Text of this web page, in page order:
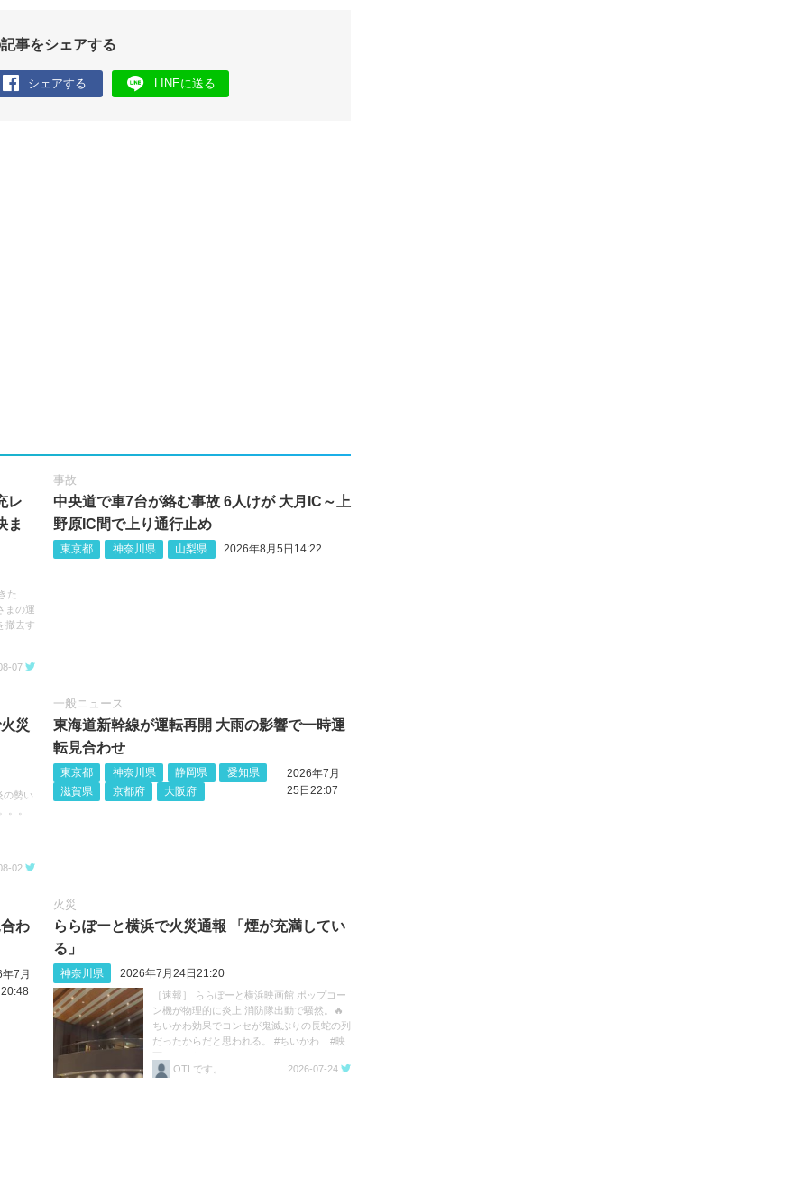
事をシェアする
シェアする LINEに送る
レ
ま
た
まの運
撤去す
07
事故
中央道で車7台が絡む事故 6人けが 大月IC～上
野原IC間で上り通行止め
東京都 神奈川県 山梨県 2026年8月5日14:22
災
の勢い
。。
02
一般ニュース
東海道新幹線が運転再開 大雨の影響で一時運
転見合わせ
東京都 神奈川県 静岡県
愛知県
滋賀県
京都府 大阪府
2026年7月
25日22:07
わ
7月
火災
ららぽーと横浜で火災通報 「煙が充満してい
る」
神奈川県 2026年7月24日21:20
［速報］ ららぽーと横浜映画館 ポップコー
ン機が物理的に炎上 消防隊出動で騒然。🔥
ちいかわ効果でコンセが鬼滅ぶりの長蛇の列
だったからだと思われる。 #ちいかわ #映
OTLです。
2026-07-24